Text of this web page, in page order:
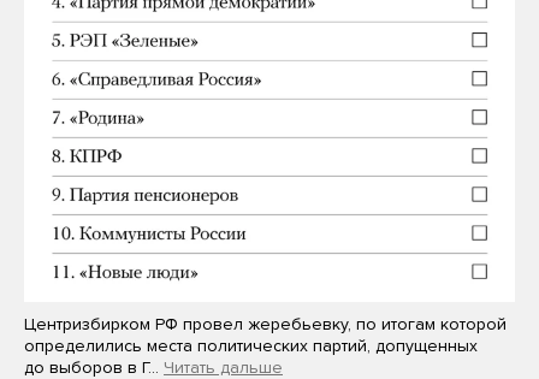
Центризбирком РФ провел жеребьевку, по итогам которой
определились места политических партий, допущенных
до выборов в Г… Читать дальше